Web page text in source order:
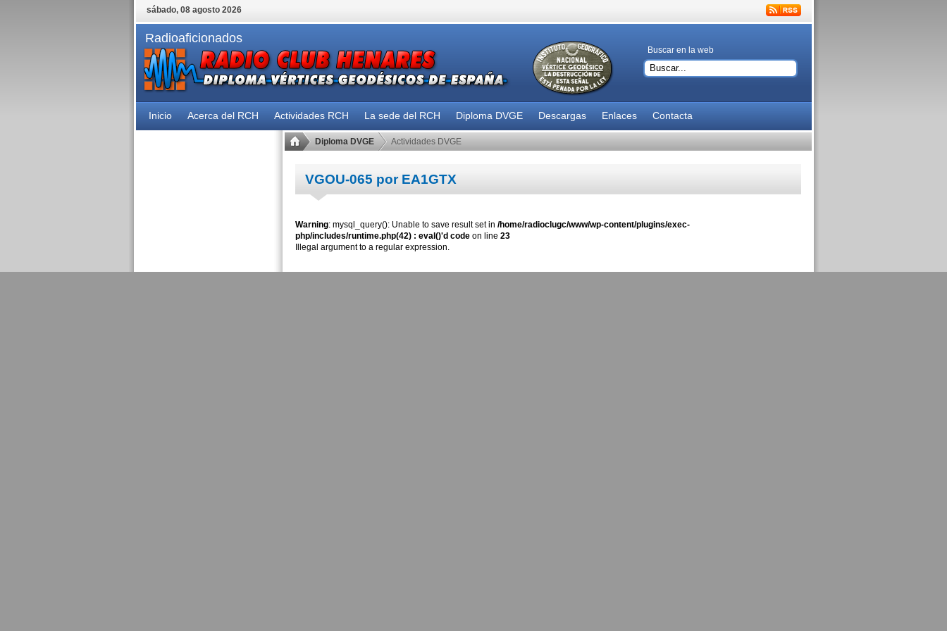
sábado, 08 agosto 2026
Radioaficionados
Buscar en la web
Inicio Acerca del RCH Actividades RCH La sede del RCH Diploma DVGE Descargas Enlaces Contacta
Diploma DVGE Actividades DVGE
VGOU-065 por EA1GTX
Warning: mysql_query(): Unable to save result set in /home/radioclugc/www/wp-content/plugins/exec-
php/includes/runtime.php(42) : eval()'d codeon line 23
Illegal argument to a regular expression.